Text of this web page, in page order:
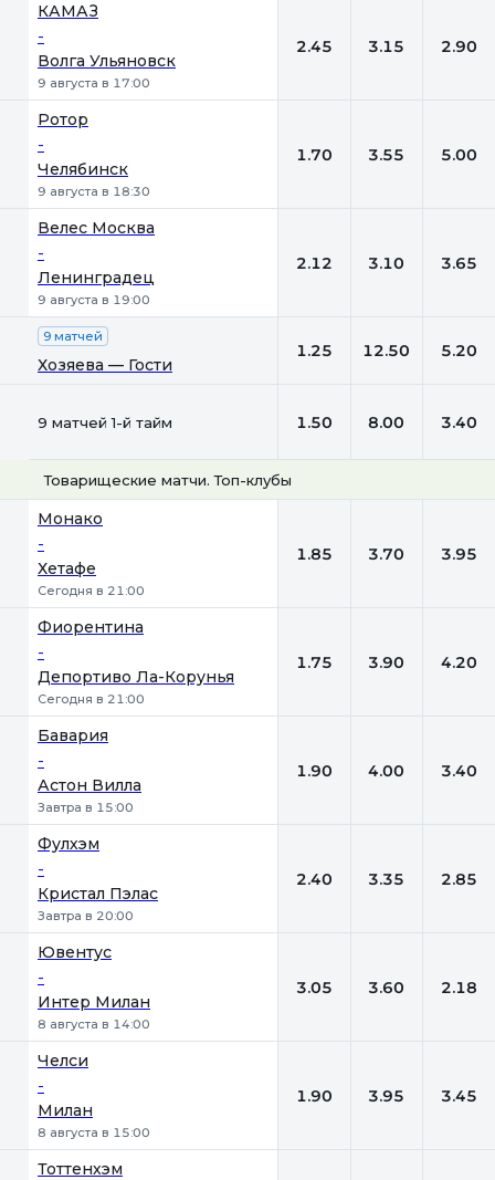
КАМАЗ
-
Волга Ульяновск
9 августа в 17:00
2.45 3.15 2.90
Ротор
-
Челябинск
9 августа в 18:30
1.70 3.55 5.00
Велес Москва
-
Ленинградец
9 августа в 19:00
2.12 3.10 3.65
9 матчей
Хозяева — Гости
1.25 12.50 5.20
9 матчей 1-й тайм 1.50 8.00 3.40
Товарищеские матчи. Топ-клубы
Монако
-
Хетафе
Сегодня в 21:00
1.85 3.70 3.95
Фиорентина
-
Депортиво Ла-Корунья
Сегодня в 21:00
1.75 3.90 4.20
Бавария
-
Астон Вилла
Завтра в 15:00
1.90 4.00 3.40
Фулхэм
-
Кристал Пэлас
Завтра в 20:00
2.40 3.35 2.85
Ювентус
-
Интер Милан
8 августа в 14:00
3.05 3.60 2.18
Челси
-
Милан
8 августа в 15:00
1.90 3.95 3.45
Тоттенхэм